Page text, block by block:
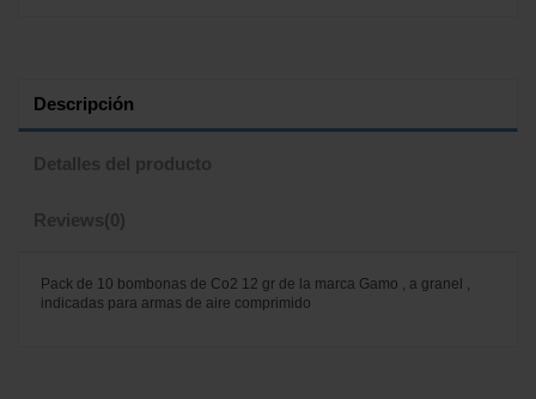
Descripción
Detalles del producto
Reviews(0)
Pack de 10 bombonas de Co2 12 gr de la marca Gamo , a granel ,
indicadas para armas de aire comprimido